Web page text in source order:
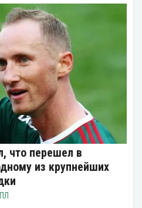
что перешел в
из крупнейших